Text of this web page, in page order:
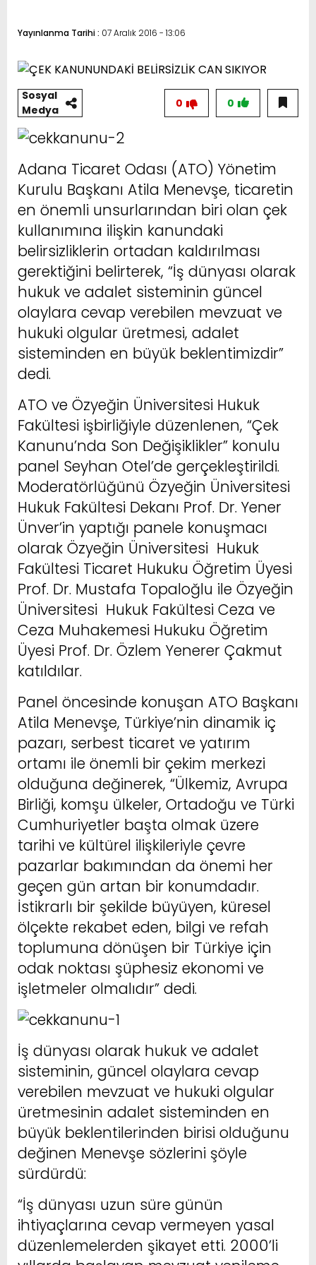
Yayınlanma Tarihi : 07 Aralık 2016 - 13:06
Sosyal
Medya
0
0
Adana Ticaret Odası (ATO) Yönetim
Kurulu Başkanı Atila Menevşe, ticaretin
en önemli unsurlarından biri olan çek
kullanımına ilişkin kanundaki
belirsizliklerin ortadan kaldırılması
gerektiğini belirterek, “İş dünyası olarak
hukuk ve adalet sisteminin güncel
olaylara cevap verebilen mevzuat ve
hukuki olgular üretmesi, adalet
sisteminden en büyük beklentimizdir”
dedi.
ATO ve Özyeğin Üniversitesi Hukuk
Fakültesi işbirliğiyle düzenlenen, “Çek
Kanunu’nda Son Değişiklikler” konulu
panel Seyhan Otel’de gerçekleştirildi.
Moderatörlüğünü Özyeğin Üniversitesi
Hukuk Fakültesi Dekanı Prof. Dr. Yener
Ünver’in yaptığı panele konuşmacı
olarak Özyeğin Üniversitesi Hukuk
Fakültesi Ticaret Hukuku Öğretim Üyesi
Prof. Dr. Mustafa Topaloğlu ile Özyeğin
Üniversitesi Hukuk Fakültesi Ceza ve
Ceza Muhakemesi Hukuku Öğretim
Üyesi Prof. Dr. Özlem Yenerer Çakmut
katıldılar.
Panel öncesinde konuşan ATO Başkanı
Atila Menevşe, Türkiye’nin dinamik iç
pazarı, serbest ticaret ve yatırım
ortamı ile önemli bir çekim merkezi
olduğuna değinerek, “Ülkemiz, Avrupa
Birliği, komşu ülkeler, Ortadoğu ve Türki
Cumhuriyetler başta olmak üzere
tarihi ve kültürel ilişkileriyle çevre
pazarlar bakımından da önemi her
geçen gün artan bir konumdadır.
İstikrarlı bir şekilde büyüyen, küresel
ölçekte rekabet eden, bilgi ve refah
toplumuna dönüşen bir Türkiye için
odak noktası şüphesiz ekonomi ve
işletmeler olmalıdır” dedi.
İş dünyası olarak hukuk ve adalet
sisteminin, güncel olaylara cevap
verebilen mevzuat ve hukuki olgular
üretmesinin adalet sisteminden en
büyük beklentilerinden birisi olduğunu
değinen Menevşe sözlerini şöyle
sürdürdü:
“İş dünyası uzun süre günün
ihtiyaçlarına cevap vermeyen yasal
düzenlemelerden şikayet etti. 2000’li